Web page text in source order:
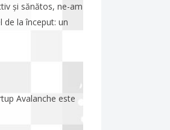
și sănătos, ne-am
la început: un
Avalanche este